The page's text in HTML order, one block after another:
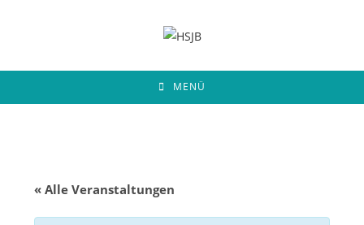
MENÜ
« Alle Veranstaltungen